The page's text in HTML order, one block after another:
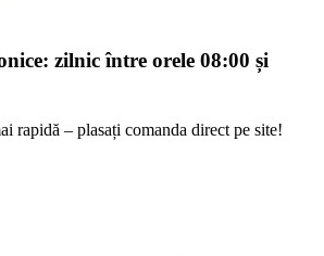
zilnic între orele 08:00 și
rapidă – plasați comanda direct pe site!